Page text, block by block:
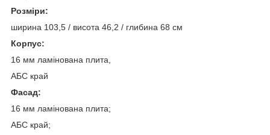
Розміри:
ширина 103,5 / висота 46,2 / глибина 68 см
Корпус:
16 мм ламінована плита,
АБС край
Фасад:
16 мм ламінована плита;
АБС край;